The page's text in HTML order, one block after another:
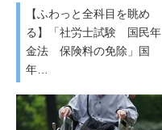
【ふわっと全科目を眺め
る】「社労士試験 国民年
金法 保険料の免除」国
年…